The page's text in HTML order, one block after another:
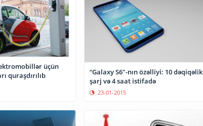
üçün
quraşdırılıb
“Galaxy S6"-nın özəlliyi: 10 dəqiqəlik
şarj və 4 saat istifadə
23-01-2015